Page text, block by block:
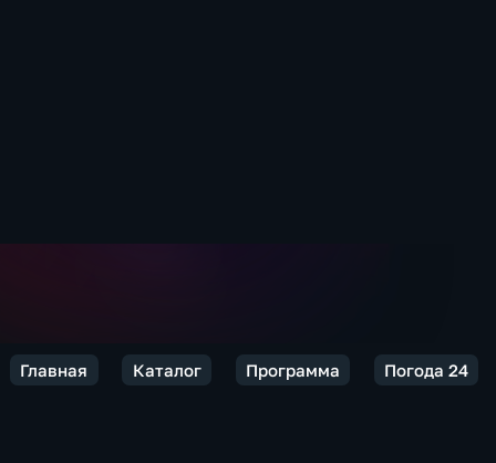
Главная Каталог Программа Погода 24